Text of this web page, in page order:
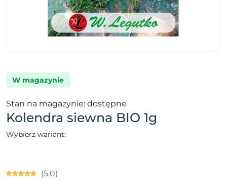
W magazynie
Stan na magazynie: dostępne
Kolendra siewna BIO 1g
Wybierz wariant:
(5.0)